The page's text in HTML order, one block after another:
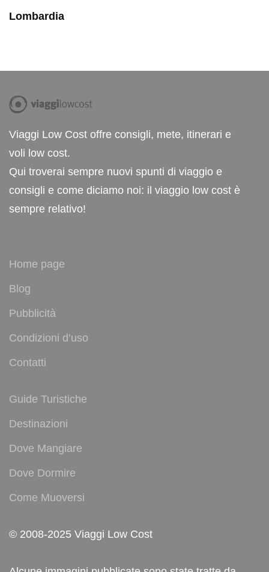
Lombardia
Viaggi Low Cost offre consigli, mete, itinerari e
voli low cost.
Qui troverai sempre nuovi spunti di viaggio e
consigli e come diciamo noi: il viaggio low cost è
sempre relativo!
Home page
Blog
Pubblicità
Condizioni d’uso
Contatti
Guide Turistiche
Destinazioni
Dove Mangiare
Dove Dormire
Come Muoversi
© 2008-2025 Viaggi Low Cost